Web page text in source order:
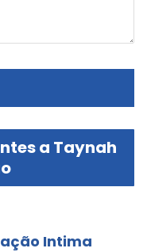
a Taynah
Intima